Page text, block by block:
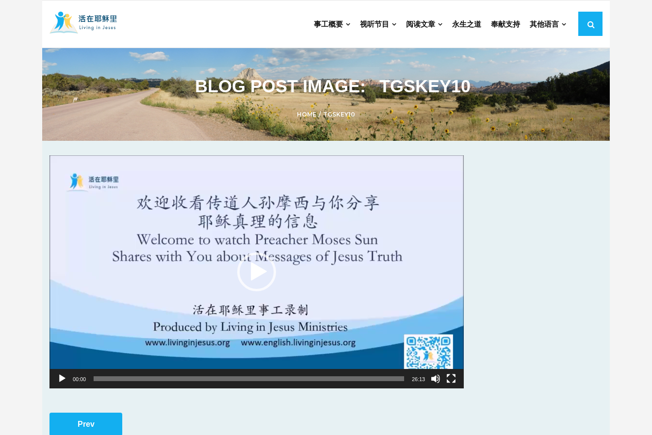
事工概要 视听节目 阅读文章 永生之道 奉献支持 其他语言
BLOG POST IMAGE: TGSKEY10
HOME/TGSKEY10
Player
00:00 26:13
Prev